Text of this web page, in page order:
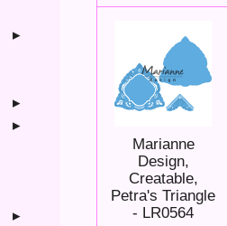
Marianne
Design,
Creatable,
Petra's Triangle
- LR0564